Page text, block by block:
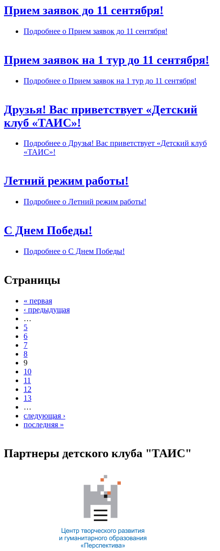
Прием заявок до 11 сентября!
Подробнее о Прием заявок до 11 сентября!
Прием заявок на 1 тур до 11 сентября!
Подробнее о Прием заявок на 1 тур до 11 сентября!
Друзья! Вас приветствует «Детский
клуб «ТАИС»!
Подробнее о Друзья! Вас приветствует «Детский клуб
«ТАИС»!
Летний режим работы!
Подробнее о Летний режим работы!
С Днем Победы!
Подробнее о С Днем Победы!
Страницы
« первая
‹ предыдущая
…
5
6
7
8
9
10
11
12
13
…
следующая ›
последняя »
Партнеры детского клуба "ТАИС"